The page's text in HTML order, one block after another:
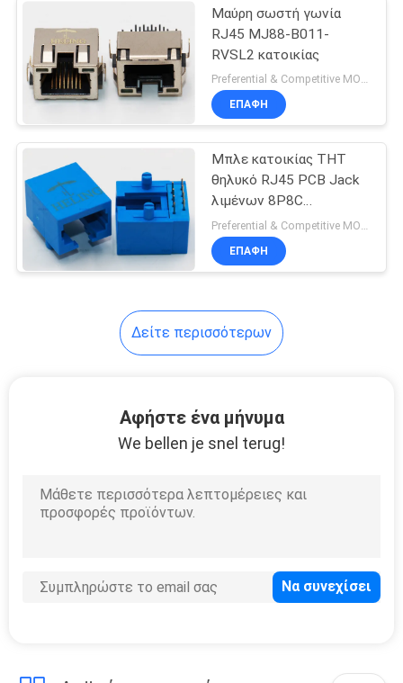
Μαύρη σωστή γωνία
RJ45 MJ88-B011-
RVSL2 κατοικίας
Preferential & Competitive MOQ:1000
ΕΠΑΦΉ
Μπλε κατοικίας THT
θηλυκό RJ45 PCB Jack
λιμένων 8P8C
υποδοχών ενιαίο για το
δίκτυο του τοπικού LAN
Preferential & Competitive MOQ:3000
ΕΠΑΦΉ
Δείτε περισσότερων
Αφήστε ένα μήνυμα
We bellen je snel terug!